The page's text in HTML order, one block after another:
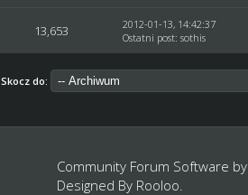
13,653
2012-01-13, 14:42:37
Ostatni post:sothis
Skocz do:
Community Forum Software by
Designed By Rooloo.